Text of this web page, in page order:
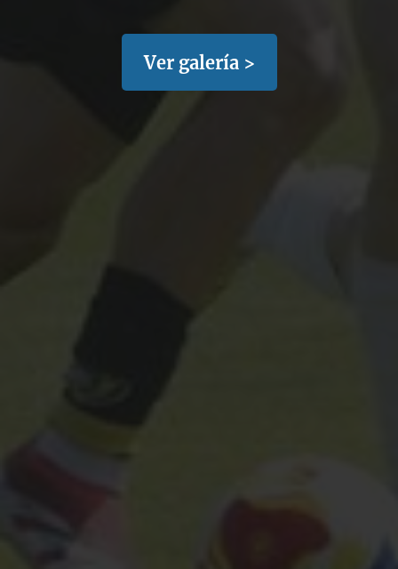
Ver galería >